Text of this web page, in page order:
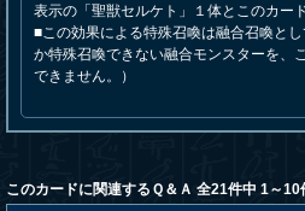
表示の「聖獣セルケト」１体とこのカー
■この効果による特殊召喚は融合召喚と
か特殊召喚できない融合モンスターを、
できません。）
このカードに関連するＱ＆Ａ 全21件中 1～10